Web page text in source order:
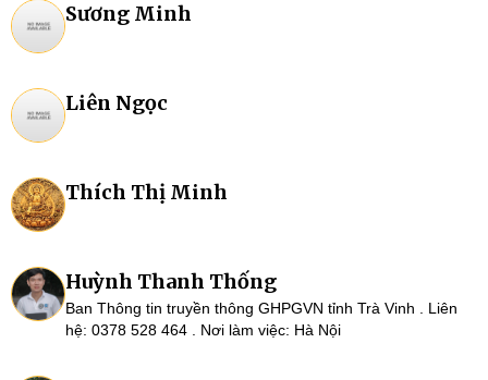
Sương Minh
Liên Ngọc
Thích Thị Minh
Huỳnh Thanh Thống
Ban Thông tin truyền thông GHPGVN tỉnh Trà Vinh . Liên
hệ: 0378 528 464 . Nơi làm việc: Hà Nội